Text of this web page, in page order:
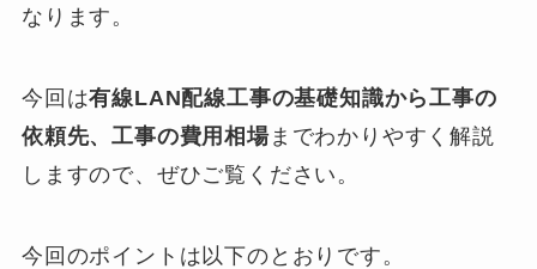
なります。
今回は有線LAN配線工事の基礎知識から工事の
依頼先、工事の費用相場までわかりやすく解説
しますので、ぜひご覧ください。
今回のポイントは以下のとおりです。